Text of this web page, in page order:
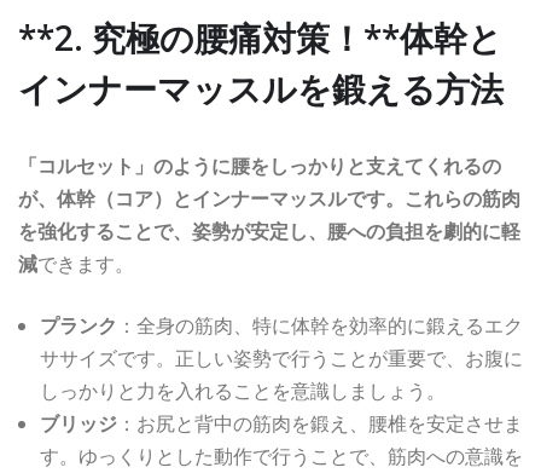
**2. 究極の腰痛対策！**体幹と
インナーマッスルを鍛える方法
「コルセット」のように腰をしっかりと支えてくれるの
が、体幹（コア）とインナーマッスルです。これらの筋肉
を強化することで、姿勢が安定し、腰への負担を劇的に軽
減できます。
プランク ：全身の筋肉、特に体幹を効率的に鍛えるエク
ササイズです。正しい姿勢で行うことが重要で、お腹に
しっかりと力を入れることを意識しましょう。
ブリッジ ：お尻と背中の筋肉を鍛え、腰椎を安定させま
す。ゆっくりとした動作で行うことで、筋肉への意識を